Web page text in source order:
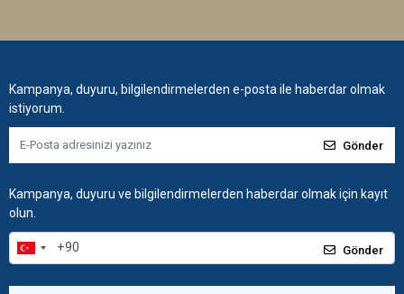
Kampanya, duyuru, bilgilendirmelerden e-posta ile haberdar olmak
istiyorum.
Gönder
Kampanya, duyuru ve bilgilendirmelerden haberdar olmak için kayıt
olun.
Gönder